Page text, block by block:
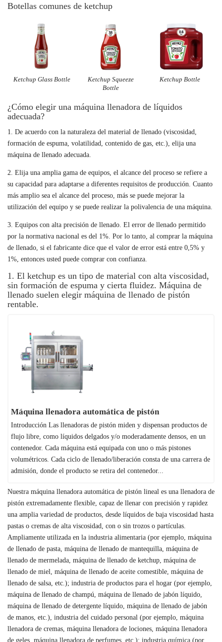
Botellas comunes de ketchup
Ketchup Glass Bottle
Ketchup Squeeze
Bottle
Ketchup Bottle
¿Cómo elegir una máquina llenadora de líquidos
adecuada?
1. De acuerdo con la naturaleza del material de llenado (viscosidad,
formación de espuma, volatilidad, contenido de gas, etc.), elija una
máquina de llenado adecuada.
2. Elija una amplia gama de equipos, el alcance del proceso se refiere a
su capacidad para adaptarse a diferentes requisitos de producción. Cuanto
más amplio sea el alcance del proceso, más se puede mejorar la
utilización del equipo y se puede realizar la polivalencia de una máquina.
3. Equipos con alta precisión de llenado. El error de llenado permitido
por la normativa nacional es del 1%. Por lo tanto, al comprar la máquina
de llenado, si el fabricante dice que el valor de error está entre 0,5% y
1%, entonces usted puede comprar con confianza.
1. El ketchup es un tipo de material con alta viscosidad,
sin formación de espuma y cierta fluidez. Máquina de
llenado suelen elegir máquina de llenado de pistón
rentable.
Máquina llenadora automática de pistón
Introducción Las llenadoras de pistón miden y dispensan productos de
flujo libre, como líquidos delgados y/o moderadamente densos, en un
contenedor. Cada máquina está equipada con uno o más pistones
volumétricos. Cada ciclo de llenado/liberación consta de una carrera de
admisión, donde el producto se retira del contenedor...
Nuestra máquina llenadora automática de pistón lineal es una llenadora de
pistón extremadamente flexible, capaz de llenar con precisión y rapidez
una amplia variedad de productos, desde líquidos de baja viscosidad hasta
pastas o cremas de alta viscosidad, con o sin trozos o partículas.
Ampliamente utilizada en la industria alimentaria (por ejemplo, máquina
de llenado de pasta, máquina de llenado de mantequilla, máquina de
llenado de mermelada, máquina de llenado de ketchup, máquina de
llenado de miel, máquina de llenado de aceite comestible, máquina de
llenado de salsa, etc.); industria de productos para el hogar (por ejemplo,
máquina de llenado de champú, máquina de llenado de jabón líquido,
máquina de llenado de detergente líquido, máquina de llenado de jabón
de manos, etc.), industria del cuidado personal (por ejemplo, máquina
llenadora de cremas, máquina llenadora de lociones, máquina llenadora
de geles, máquina llenadora de perfumes, etc.); industria química (por